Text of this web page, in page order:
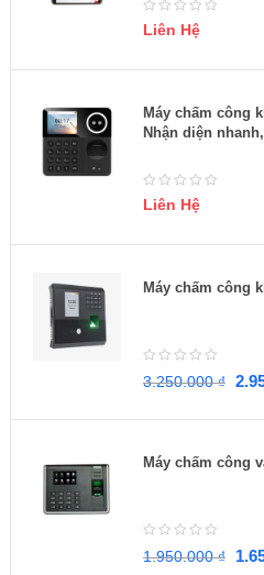
Liên Hệ
Máy chấm công
Nhận diện
Liên Hệ
Máy chấm công
3.250.000₫
Máy chấm công
1.950.000₫